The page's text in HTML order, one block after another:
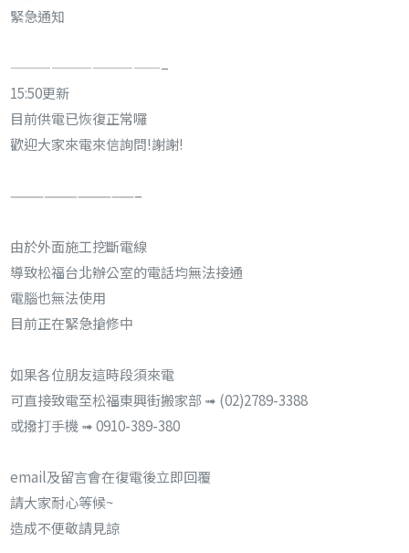
緊急通知
———————————–
15:50更新
目前供電已恢復正常囉
歡迎大家來電來信詢問!謝謝!
———————————–
由於外面施工挖斷電線
導致松福台北辦公室的電話均無法接通
電腦也無法使用
目前正在緊急搶修中
如果各位朋友這時段須來電
可直接致電至松福東興街搬家部 ➟ (02)2789-3388
或撥打手機 ➟ 0910-389-380
email及留言會在復電後立即回覆
請大家耐心等候~
造成不便敬請見諒